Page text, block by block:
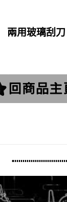
兩用玻璃刮刀